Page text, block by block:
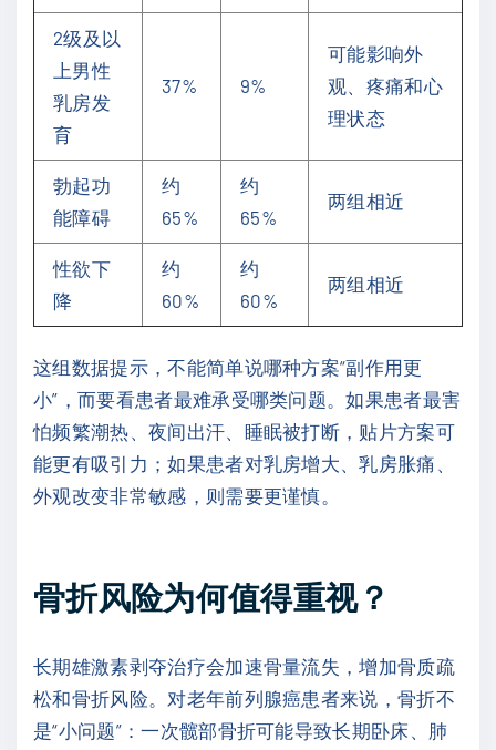
2级及以
上男性
乳房发
育
37% 9%
可能影响外
观、疼痛和心
理状态
勃起功
能障碍
约
65%
约
65%
两组相近
性欲下
降
约
60%
约
60%
两组相近
这组数据提示，不能简单说哪种方案“副作用更
小”，而要看患者最难承受哪类问题。如果患者最害
怕频繁潮热、夜间出汗、睡眠被打断，贴片方案可
能更有吸引力；如果患者对乳房增大、乳房胀痛、
外观改变非常敏感，则需要更谨慎。
骨折风险为何值得重视？
长期雄激素剥夺治疗会加速骨量流失，增加骨质疏
松和骨折风险。对老年前列腺癌患者来说，骨折不
是“小问题”：一次髋部骨折可能导致长期卧床、肺